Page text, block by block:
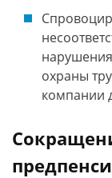
охраны
компании